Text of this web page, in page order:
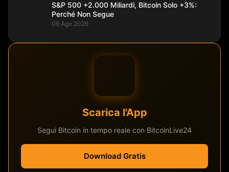
S&P 500 +2.000 Miliardi, Bitcoin Solo +3%:
Perché Non Segue
06 Ago 2026
Scarica l'App
Segui Bitcoin in tempo reale con BitcoinLive24
Download Gratis